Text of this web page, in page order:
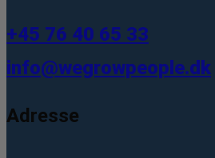
+45 76 40 65 33
info@wegrowpeople.dk
Adresse